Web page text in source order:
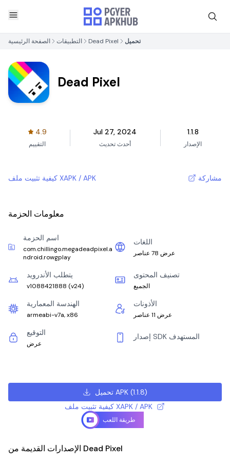
الصفحة الرئيسية التطبيقات Dead Pixel تحميل
Dead Pixel
4.9
التقييم
Jul 27, 2024
أحدث تحديث
1.1.8
الإصدار
كيفية تثبيت ملف XAPK / APK مشاركة
معلومات الحزمة
اسم الحزمة
com.chillingo.megadeadpixel.a
ndroid.rowgplay
اللغات
عرض 78 عناصر
يتطلب الأندرويد
v1088421888 (v24)
تصنيف المحتوى
الجميع
الهندسة المعمارية
armeabi-v7a, x86
الأذونات
عرض 11 عناصر
التوقيع
عرض
إصدار SDK المستهدف
تحميل APK(1.1.8)
كيفية تثبيت ملف XAPK / APK
طريقة اللعب
الإصدارات القديمة من Dead Pixel